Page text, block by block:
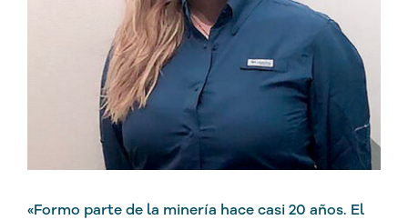
«Formo parte de la minería hace casi 20 años. El